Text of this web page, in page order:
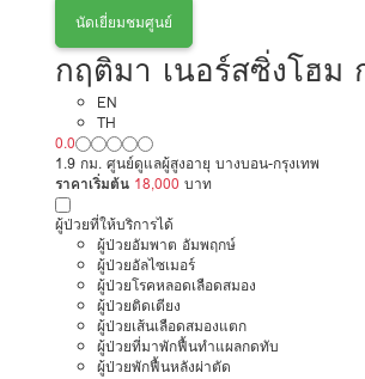
นัดเยี่ยมชมศูนย์
กฤติมา เนอร์สซิ่งโฮม
อายุ หรือผู้มีภาวะพึ่งพิง
EN
TH
0.0
1.9 กม. ศูนย์ดูแลผู้สูงอายุ บางบอน-กรุงเทพ
ราคาเริ่มต้น 18,000 บาท
ผู้ป่วยที่ให้บริการได้
ผู้ป่วยอัมพาต อัมพฤกษ์
ผู้ป่วยอัลไซเมอร์
ผู้ป่วยโรคหลอดเลือดสมอง
ผู้ป่วยติดเตียง
ผู้ป่วยเส้นเลือดสมองแตก
ผู้ป่วยที่มาพักฟื้นทำแผลกดทับ
ผู้ป่วยพักฟื้นหลังผ่าตัด